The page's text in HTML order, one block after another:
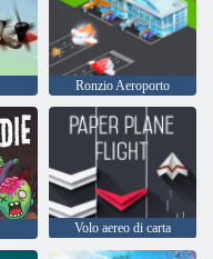
Ronzio Aeroporto
Volo aereo di carta